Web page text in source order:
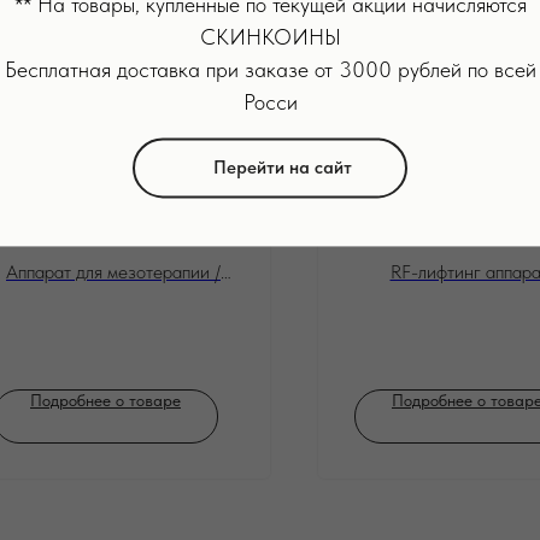
Mezonica Bio
Аппарат для мезотерапии /
Подробнее о товаре
Mezonica RF
RF-лифтинг
Подробнее о
СКИНКОИНЫ
Бесплатная доставка при заказе от 3000 рублей по всей
Росси
Перейти на сайт